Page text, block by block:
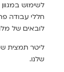
לשימוש
חללי עבודה
לובאים של
ליטר תמצית
שלנו.